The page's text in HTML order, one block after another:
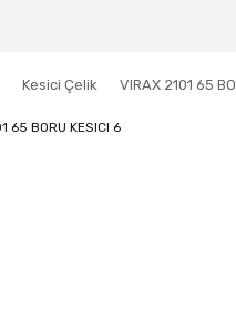
Kesici Çelik VIRAX 2101 65